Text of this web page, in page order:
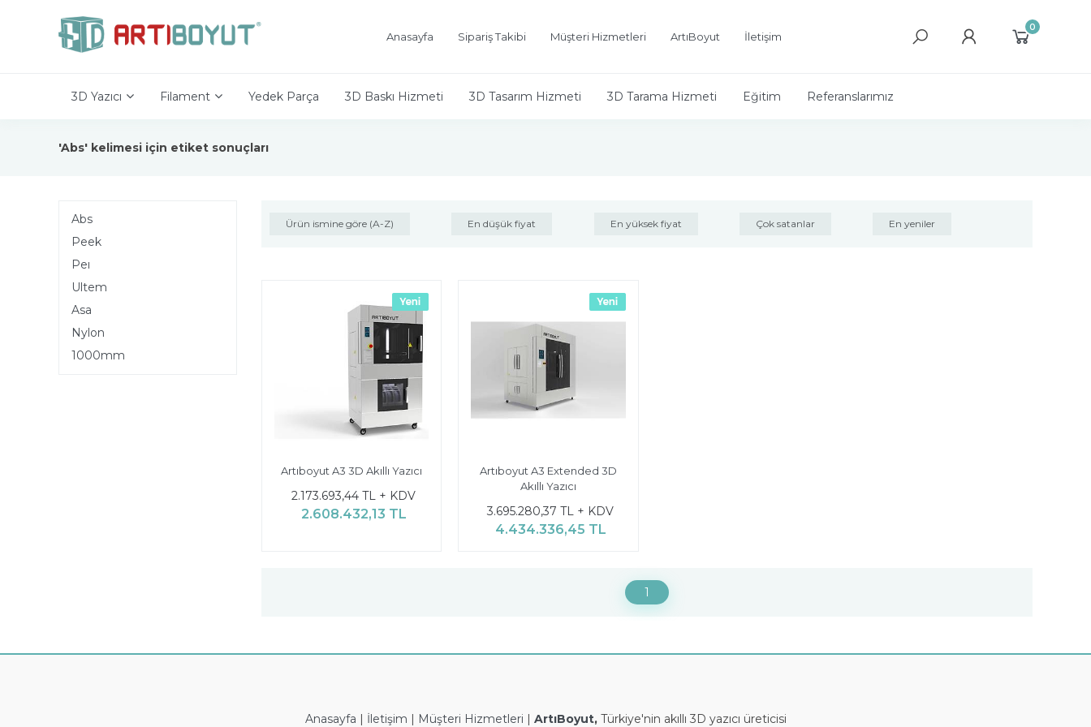
Anasayfa Sipariş Takibi Müşteri Hizmetleri ArtıBoyut İletişim
0
3D Yazıcı Filament Yedek Parça 3D Baskı Hizmeti 3D Tasarım Hizmeti 3D Tarama Hizmeti Eğitim Referanslarımız
'Abs' kelimesi için etiket sonuçları
Abs
Peek
Peı
Ultem
Asa
Nylon
1000mm
Ürün ismine göre (A-Z) En düşük fiyat En yüksek fiyat Çok satanlar En yeniler
Artıboyut A3 3D Akıllı Yazıcı
2.173.693,44 TL + KDV
2.608.432,13 TL
Artıboyut A3 Extended 3D
Akıllı Yazıcı
3.695.280,37 TL + KDV
4.434.336,45 TL
1
Anasayfa İletişim Müşteri Hizmetleri ArtıBoyut, Türkiye'nin akıllı 3D yazıcı üreticisi